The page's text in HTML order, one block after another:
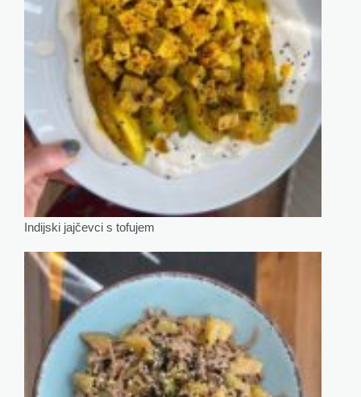
Indijski jajčevci s tofujem